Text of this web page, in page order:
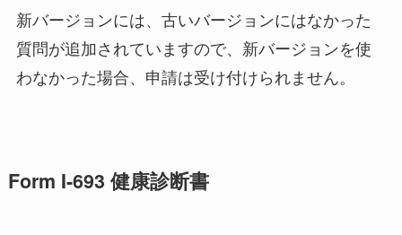
新バージョンには、古いバージョンにはなかった
質問が追加されていますので、新バージョンを使
わなかった場合、申請は受け付けられません。
Form I-693 健康診断書